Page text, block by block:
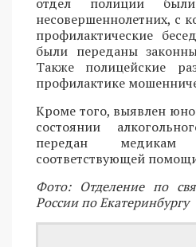
отдел полиции
несовершеннолетних, с
профилактические
были переданы
Также полицейские
профилактике
Кроме того, выявлен
состоянии
передан
соответствующей
Фото: Отделение по
России по Екатеринбургу